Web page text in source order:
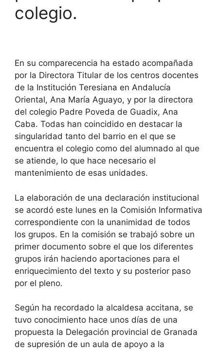
colegio.
En su comparecencia ha estado acompañada
por la Directora Titular de los centros docentes
de la Institución Teresiana en Andalucía
Oriental, Ana María Aguayo, y por la directora
del colegio Padre Poveda de Guadix, Ana
Caba. Todas han coincidido en destacar la
singularidad tanto del barrio en el que se
encuentra el colegio como del alumnado al que
se atiende, lo que hace necesario el
mantenimiento de esas unidades.
La elaboración de una declaración institucional
se acordó este lunes en la Comisión Informativa
correspondiente con la unanimidad de todos
los grupos. En la comisión se trabajó sobre un
primer documento sobre el que los diferentes
grupos irán haciendo aportaciones para el
enriquecimiento del texto y su posterior paso
por el pleno.
Según ha recordado la alcaldesa accitana, se
tuvo conocimiento hace unos días de una
propuesta la Delegación provincial de Granada
de supresión de un aula de apoyo a la